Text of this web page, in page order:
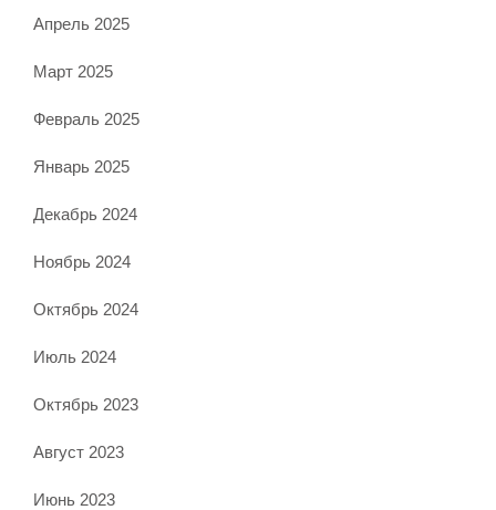
Апрель 2025
Март 2025
Февраль 2025
Январь 2025
Декабрь 2024
Ноябрь 2024
Октябрь 2024
Июль 2024
Октябрь 2023
Август 2023
Июнь 2023